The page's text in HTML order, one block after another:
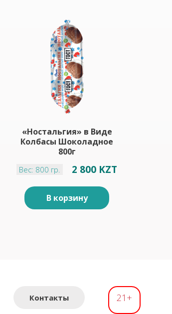
«Ностальгия» в Виде
Колбасы Шоколадное
800г
Вес: 800 гр. 2 800 KZT
В корзину
Контакты 21+